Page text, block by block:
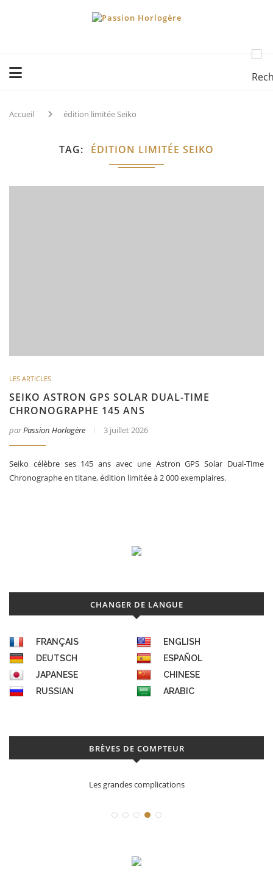
Accueil édition limitée Seiko
TAG ÉDITION LIMITÉE SEIKO
LES ARTICLES
SEIKO ASTRON GPS SOLAR DUAL-TIME
CHRONOGRAPHE 145 ANS
parPassion Horlogère 3 juillet 2026
Seiko célèbre ses 145 ans avec une Astron GPS Solar Dual-Time
Chronographe en titane, édition limitée à 2 000 exemplaires.
CHANGER DE LANGUE
FRANÇAIS
ENGLISH
DEUTSCH
ESPAÑOL
JAPANESE
CHINESE
RUSSIAN
ARABIC
BRÈVES DE COMPTEUR
Les grandes complications